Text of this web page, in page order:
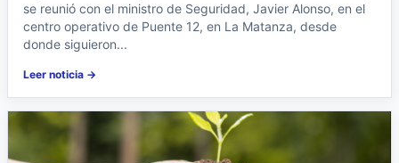
se reunió con el ministro de Seguridad, Javier Alonso, en el
centro operativo de Puente 12, en La Matanza, desde
donde siguieron...
Leer noticia →